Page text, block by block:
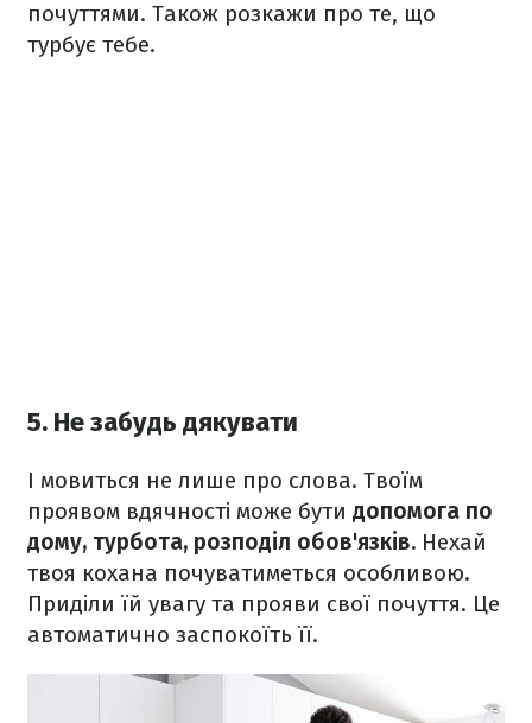
почуттями. Також розкажи про те, що
турбує тебе.
5. Не забудь дякувати
І мовиться не лише про слова. Твоїм
проявом вдячності може бути допомога по
дому, турбота, розподіл обов'язків. Нехай
твоя кохана почуватиметься особливою.
Приділи їй увагу та прояви свої почуття. Це
автоматично заспокоїть її.